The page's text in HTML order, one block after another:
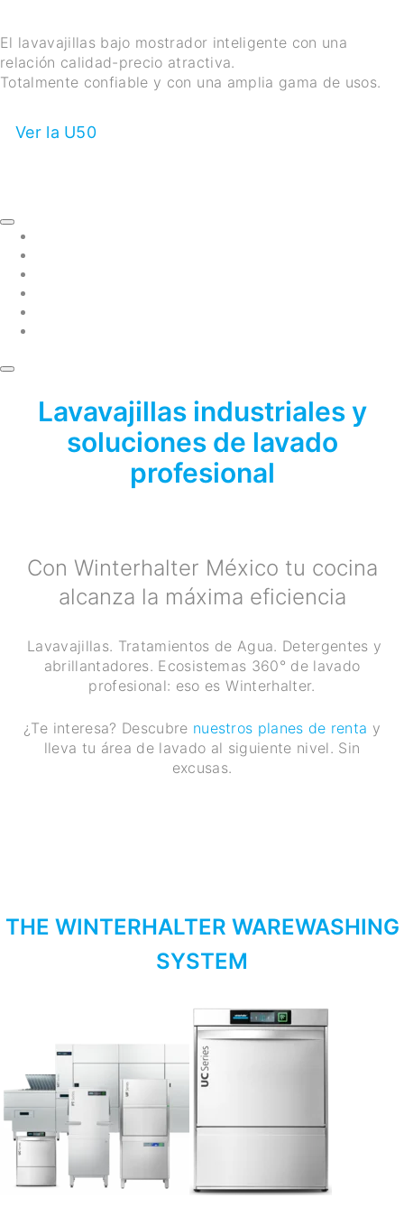
El lavavajillas bajo mostrador inteligente con una
relación calidad-precio atractiva.
Totalmente confiable y con una amplia gama de usos.
Ver la U50
Lavavajillas industriales y
soluciones de lavado
profesional
Con Winterhalter México tu cocina
alcanza la máxima eficiencia
Lavavajillas. Tratamientos de Agua. Detergentes y
abrillantadores. Ecosistemas 360° de lavado
profesional: eso es Winterhalter.
¿Te interesa? Descubre nuestros planes de renta y
lleva tu área de lavado al siguiente nivel. Sin
excusas.
THE WINTERHALTER WAREWASHING
SYSTEM